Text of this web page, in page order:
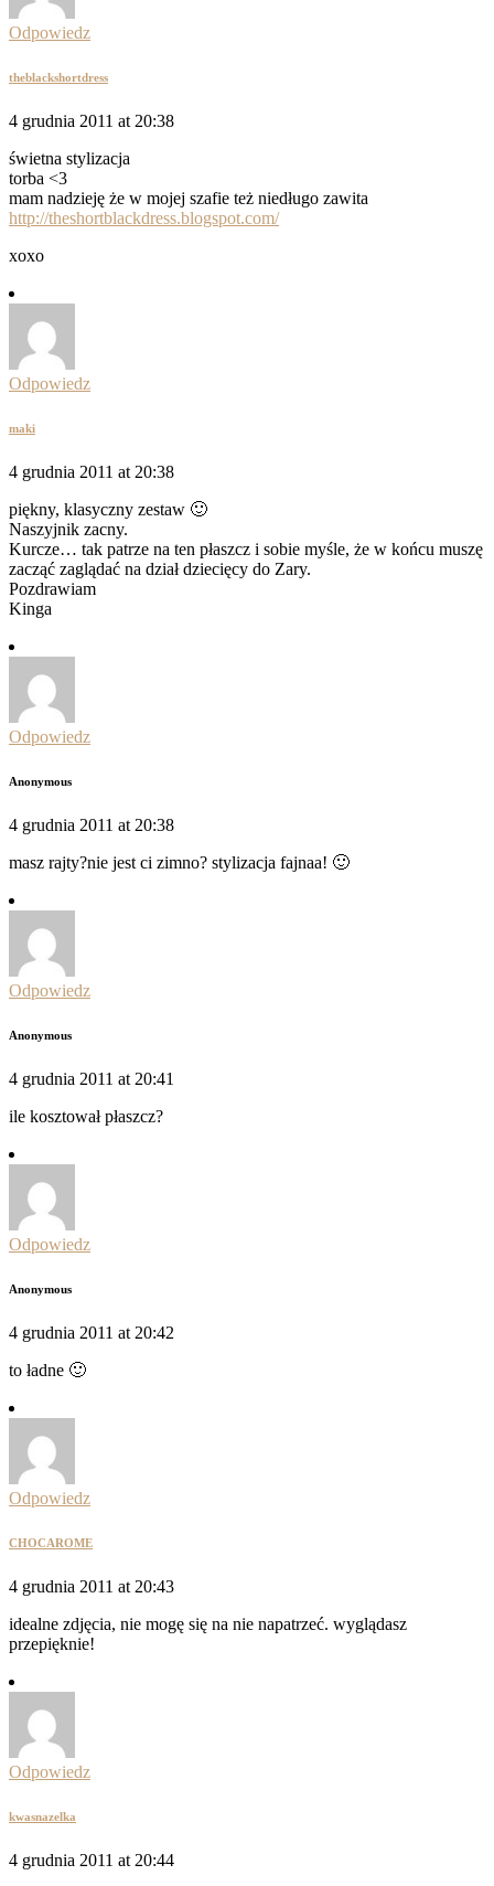
Odpowiedz
theblackshortdress
4 grudnia 2011 at 20:38
świetna stylizacja
torba <3
mam nadzieję że w mojej szafie też niedługo zawita
http://theshortblackdress.blogspot.com/
xoxo
Odpowiedz
maki
4 grudnia 2011 at 20:38
piękny, klasyczny zestaw 🙂
Naszyjnik zacny.
Kurcze… tak patrze na ten płaszcz i sobie myśle, że w końcu muszę
zacząć zaglądać na dział dziecięcy do Zary.
Pozdrawiam
Kinga
Odpowiedz
Anonymous
4 grudnia 2011 at 20:38
masz rajty?nie jest ci zimno? stylizacja fajnaa! 🙂
Odpowiedz
Anonymous
4 grudnia 2011 at 20:41
ile kosztował płaszcz?
Odpowiedz
Anonymous
4 grudnia 2011 at 20:42
to ładne 🙂
Odpowiedz
CHOCAROME
4 grudnia 2011 at 20:43
idealne zdjęcia, nie mogę się na nie napatrzeć. wyglądasz
przepięknie!
Odpowiedz
kwasnazelka
4 grudnia 2011 at 20:44